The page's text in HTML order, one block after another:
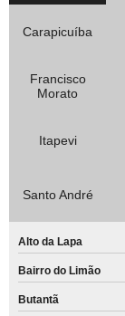
Carapicuíba
Francisco
Morato
Itapevi
Santo André
Alto da Lapa
Bairro do Limão
Butantã